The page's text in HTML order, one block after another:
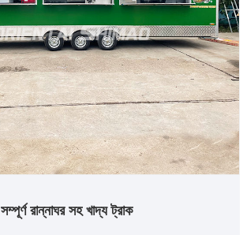
সম্পূর্ণ রান্নাঘর সহ খাদ্য ট্রাক